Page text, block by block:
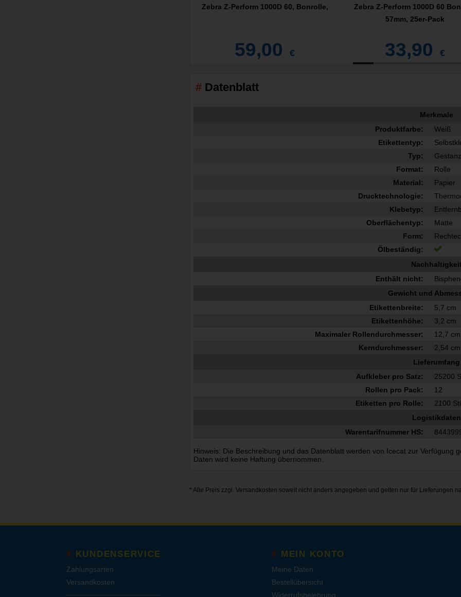
Zebra Z-Perform 1000D 60, Bonrolle,
59,00 €
Zebra Z-Perform 1000D 60
57mm, 25er-Pack
33,90 €
Datenblatt
Merkmale
Produktfarbe:
Weiß
Etikettentyp:
Typ:
Format:
Rolle
Material:
Papier
Drucktechnologie:
Klebetyp:
Oberflächentyp:
Matte
Form:
Ölbeständig:
Nachhaltigkeit
Enthält nicht:
Gewicht und
Etikettenbreite:
5,7 cm
Etikettenhöhe:
3,2 cm
Maximaler Rollendurchmesser:
12,7 cm
Kerndurchmesser:
2,54 cm
Lieferumfang
Aufkleber pro Satz:
25200
Rollen pro Pack:
12
Etiketten pro Rolle:
2100
Logistikdaten
Warentarifnummer HS:
Hinweis: Die Beschreibung und das Datenblatt werden von Icecat zur Verfügung
Daten wird keine Haftung übernommen.
* Alle Preis zzgl.Versandkosten soweit nicht anders angegeben und gelten nur für Lieferungen
KUNDENSERVICE
Zahlungsarten
Versandkosten
MEIN KONTO
Meine Daten
Bestellübersicht
Widerrufsbelehrung